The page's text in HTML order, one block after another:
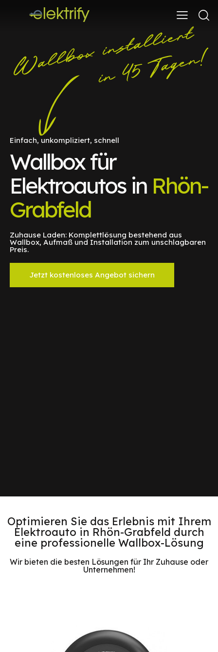
Einfach, unkompliziert, schnell
Wallbox für
Elektroautos in Rhön-
Grabfeld
Zuhause Laden: Komplettlösung bestehend aus
Wallbox, Aufmaß und Installation zum unschlagbaren
Preis.
Jetzt kostenloses Angebot sichern
Optimieren Sie das Erlebnis mit Ihrem
Elektroauto in Rhön-Grabfeld durch
eine professionelle Wallbox-Lösung
Wir bieten die besten Lösungen für Ihr Zuhause oder
Unternehmen!